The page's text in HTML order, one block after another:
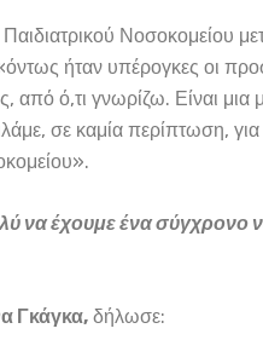
Νοσοκομείου
ήταν υπέρογκες οι
από ό,τι γνωρίζω. Είναι
σε καμία περίπτωση,
να έχουμε ένα σύγχρονο
Γκάγκα, δήλωσε: